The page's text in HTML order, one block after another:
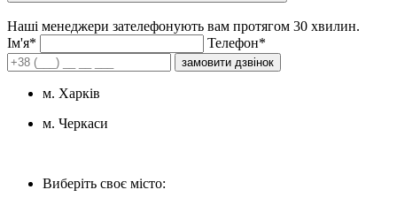
Наші менеджери зателефонують вам протягом 30 хвилин.
Iм'я*
Телефон*
замовити дзвінок
м. Харків
м. Черкаси
Виберіть своє місто: